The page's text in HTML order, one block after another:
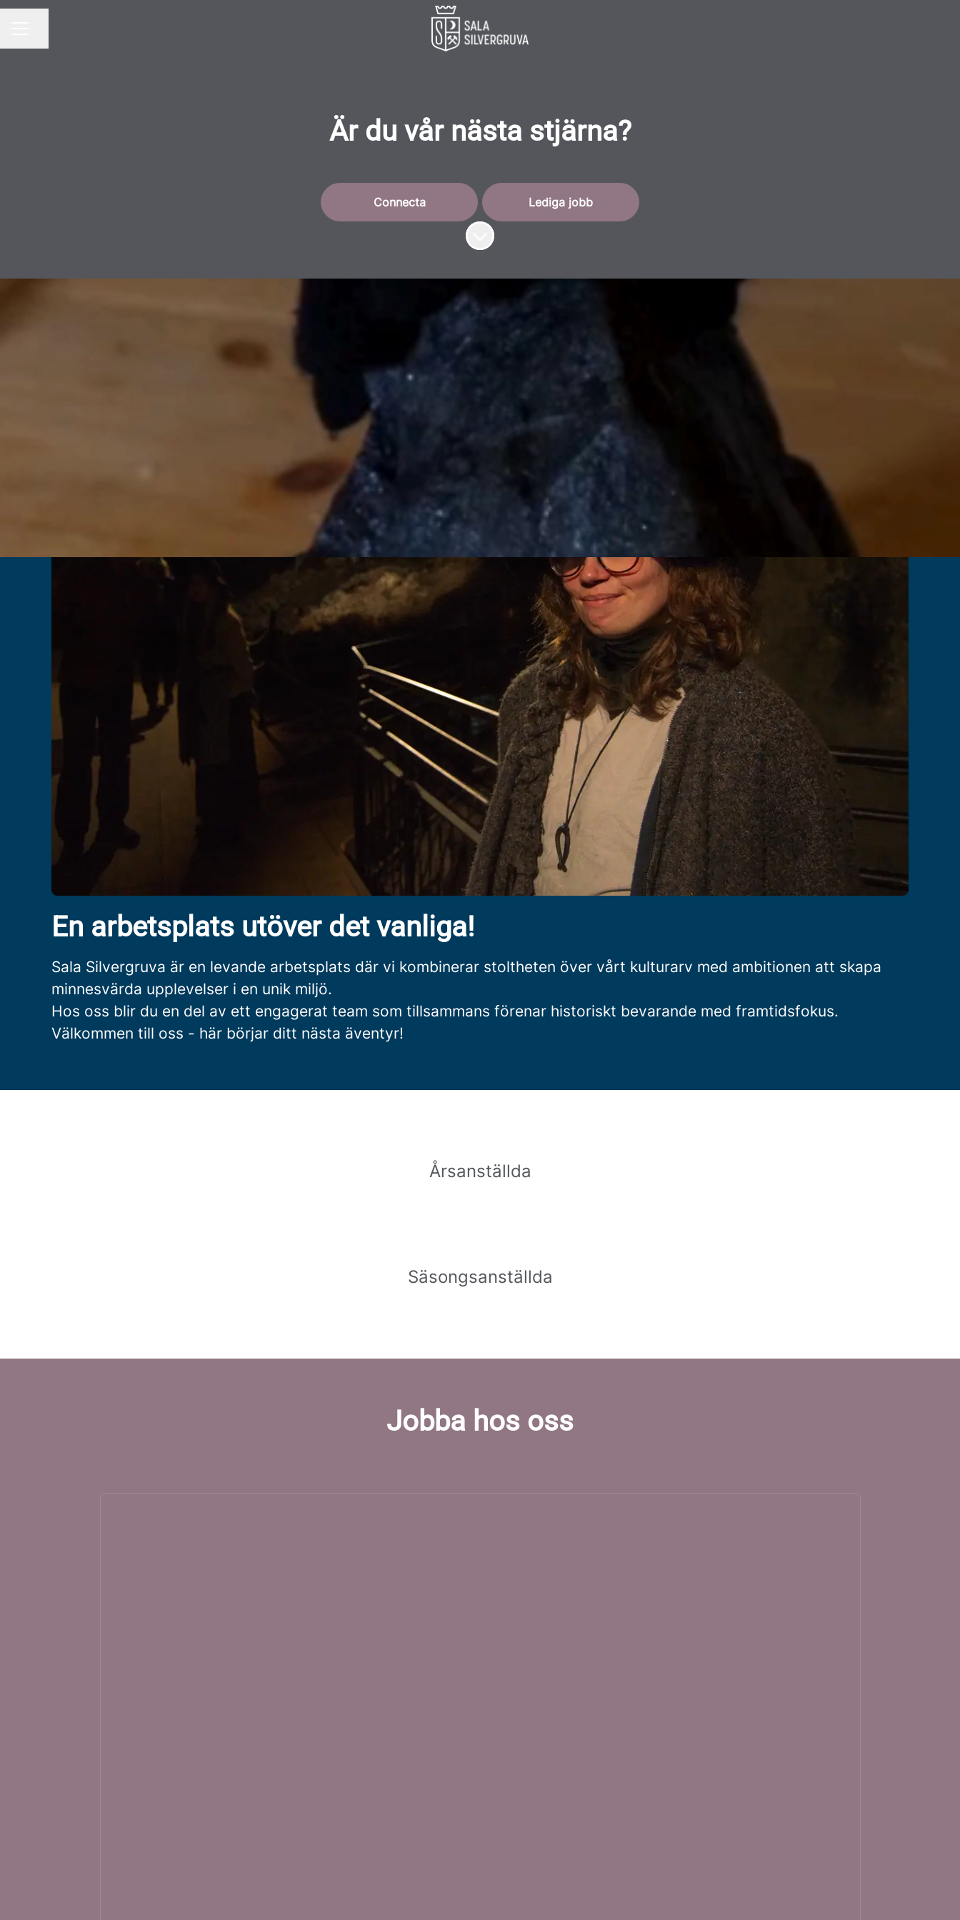
Är du vår nästa stjärna?
Connecta
Lediga jobb
Skrolla för mer innehåll
En arbetsplats utöver det vanliga!
Sala Silvergruva är en levande arbetsplats där vi kombinerar stoltheten över vårt kulturarv med ambitionen att skapa
minnesvärda upplevelser i en unik miljö.
Hos oss blir du en del av ett engagerat team som tillsammans förenar historiskt bevarande med framtidsfokus.
Välkommen till oss - här börjar ditt nästa äventyr!
Årsanställda
Säsongsanställda
Jobba hos oss